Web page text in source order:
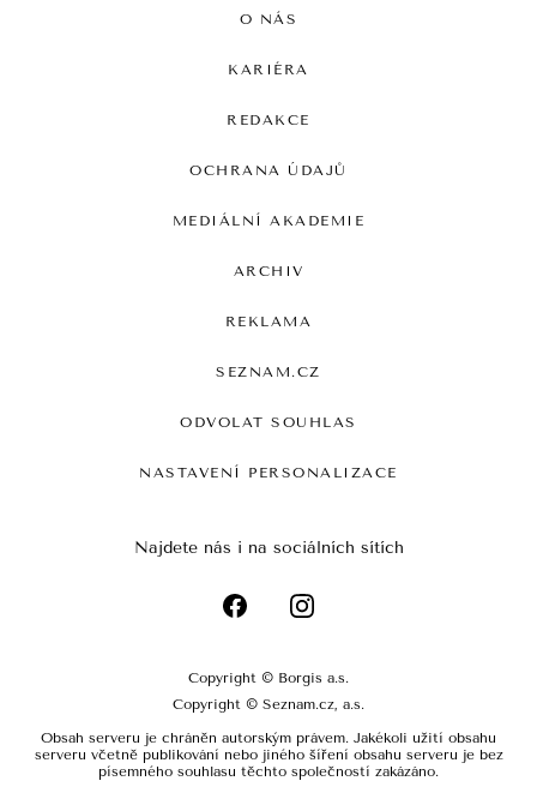
O NÁS
KARIÉRA
REDAKCE
OCHRANA ÚDAJŮ
MEDIÁLNÍ AKADEMIE
ARCHIV
REKLAMA
SEZNAM.CZ
ODVOLAT SOUHLAS
NASTAVENÍ PERSONALIZACE
Najdete nás i na sociálních sítích
Copyright © Borgis a.s.
Copyright © Seznam.cz, a.s.
Obsah serveru je chráněn autorským právem. Jakékoli užití obsahu
serveru včetně publikování nebo jiného šíření obsahu serveru je bez
písemného souhlasu těchto společností zakázáno.